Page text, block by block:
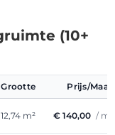
(10+
Grootte Prijs/
12,74 m² € 140,00 /